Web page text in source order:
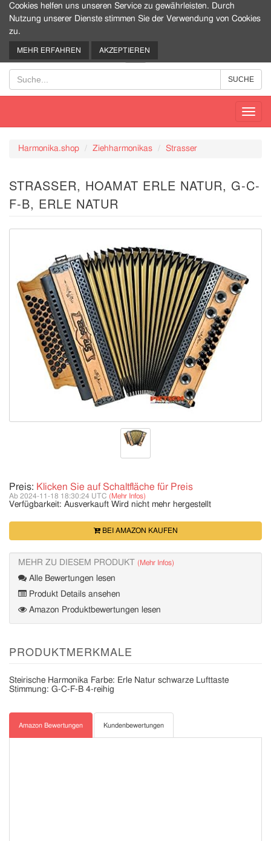
0
Harmonika.shop Ziehharmonikas Strasser
STRASSER, HOAMAT ERLE NATUR, G-C-
F-B, ERLE NATUR
Preis: Klicken Sie auf Schaltfläche für Preis
Ab 2024-11-18 18:30:24 UTC (Mehr Infos)
Verfügbarkeit: Ausverkauft Wird nicht mehr hergestellt
BEI AMAZON KAUFEN
MEHR ZU DIESEM PRODUKT (Mehr Infos)
Alle Bewertungen lesen
Produkt Details ansehen
Amazon Produktbewertungen lesen
PRODUKTMERKMALE
Steirische Harmonika Farbe: Erle Natur schwarze Lufttaste
Stimmung: G-C-F-B 4-reihig
Amazon Bewertungen Kundenbewertungen
Cookies helfen uns unseren Service zu gewährleisten. Durch
Nutzung unserer Dienste stimmen Sie der Verwendung von Cookies
zu.
MEHR ERFAHREN AKZEPTIEREN